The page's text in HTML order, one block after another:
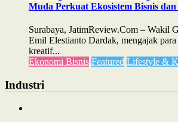
Muda Perkuat Ekosistem Bisnis
Surabaya, JatimReview.Com – Wakil
Emil Elestianto Dardak, mengajak
kreatif...
Ekonomi Bisnis Featured Lifestyle &
Industri